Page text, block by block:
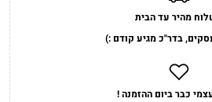
מהיר עד הבית
כבר ביום ההזמנה !